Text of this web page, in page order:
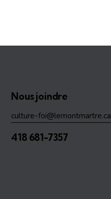
Nous joindre
culture-foi@lemontmartre.ca
418 681-7357